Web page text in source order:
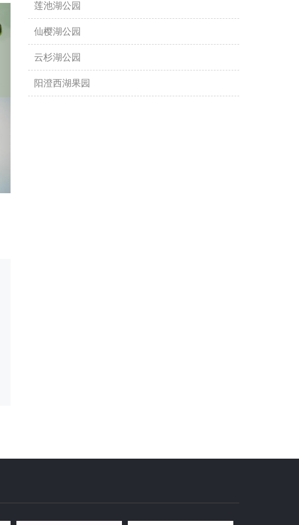
莲池湖公园
仙樱湖公园
云杉湖公园
阳澄西湖果园